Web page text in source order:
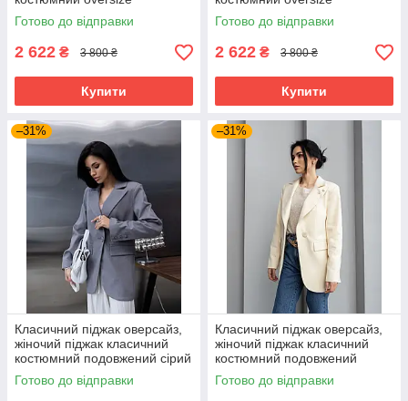
подовжений рожевий 40–50
розміри
Готово до відправки
2 622 ₴ 3 800 ₴
Купити
подовжений м'ятний 40–50
розміри
Готово до відправки
2 622 ₴ 3 800 ₴
Купити
–31%
Класичний піджак оверсайз,
жіночий піджак класичний
костюмний подовжений сірий
40–50 розміри
Готово до відправки
–31%
Класичний піджак оверсайз,
жіночий піджак класичний
костюмний подовжений
молочний 40–50 розміри
Готово до відправки